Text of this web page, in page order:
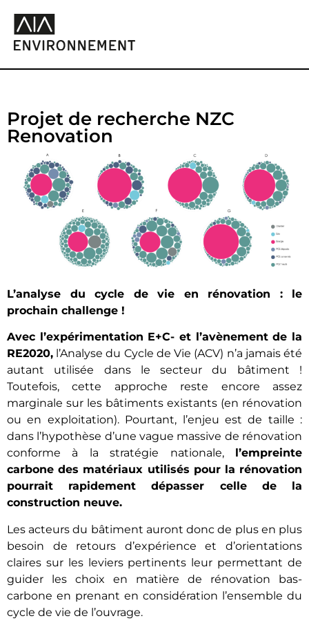
Projet de recherche NZC
Renovation
L’analyse du cycle de vie en rénovation : le
prochain challenge !
Avec l’expérimentation E+C- et l’avènement de la
RE2020, l’Analyse du Cycle de Vie (ACV) n’a jamais été
autant utilisée dans le secteur du bâtiment !
Toutefois, cette approche reste encore assez
marginale sur les bâtiments existants (en rénovation
ou en exploitation). Pourtant, l’enjeu est de taille :
dans l’hypothèse d’une vague massive de rénovation
conforme à la stratégie nationale, l’empreinte
carbone des matériaux utilisés pour la rénovation
pourrait rapidement dépasser celle de la
construction neuve.
Les acteurs du bâtiment auront donc de plus en plus
besoin de retours d’expérience et d’orientations
claires sur les leviers pertinents leur permettant de
guider les choix en matière de rénovation bas-
carbone en prenant en considération l’ensemble du
cycle de vie de l’ouvrage.